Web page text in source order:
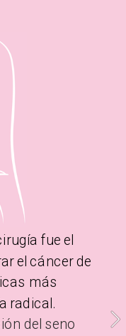
fue el
el cáncer de
más
del seno